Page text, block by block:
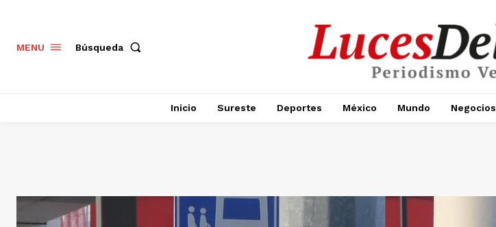
MENU Búsqueda
Inicio Sureste Deportes México Mundo Negocios